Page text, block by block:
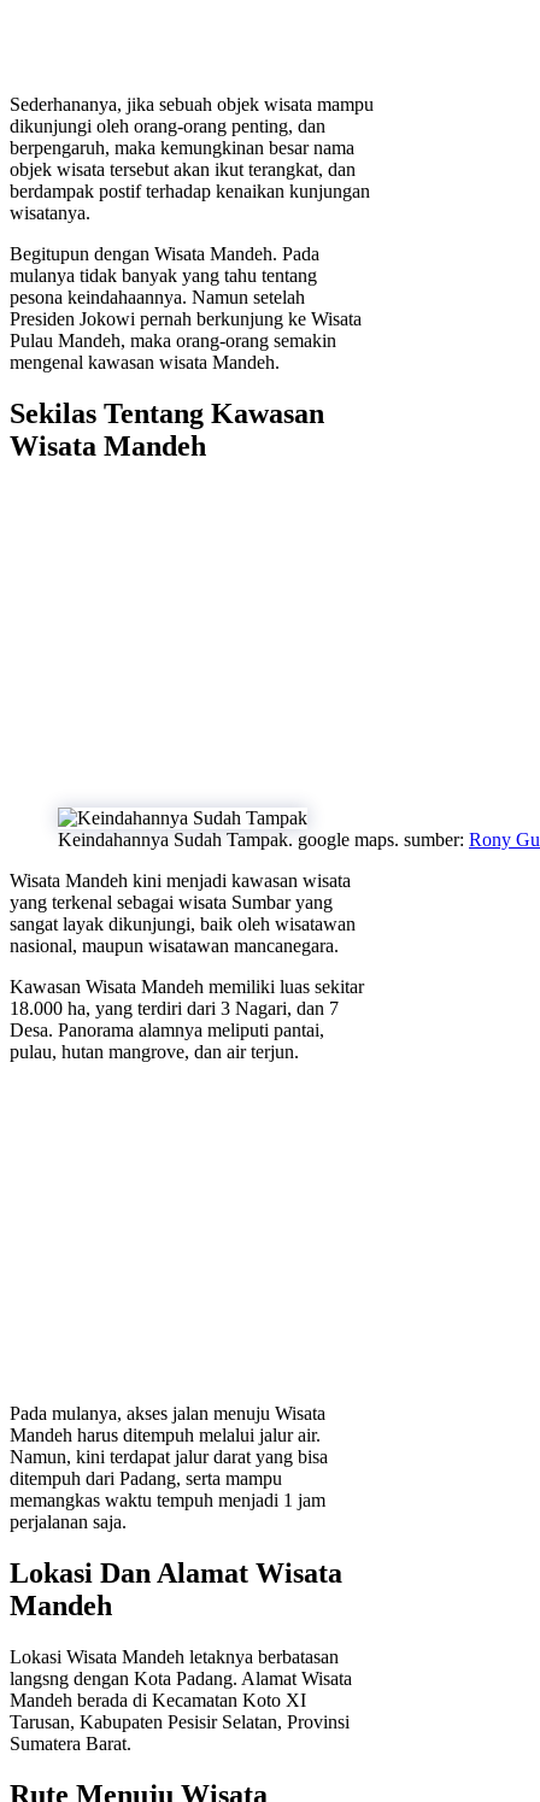
Sederhananya, jika sebuah objek wisata mampu
dikunjungi oleh orang-orang penting, dan
berpengaruh, maka kemungkinan besar nama
objek wisata tersebut akan ikut terangkat, dan
berdampak postif terhadap kenaikan kunjungan
wisatanya.
Begitupun dengan Wisata Mandeh. Pada
mulanya tidak banyak yang tahu tentang
pesona keindahaannya. Namun setelah
Presiden Jokowi pernah berkunjung ke Wisata
Pulau Mandeh, maka orang-orang semakin
mengenal kawasan wisata Mandeh.
Sekilas Tentang Kawasan
Wisata Mandeh
Keindahannya Sudah Tampak. google maps. sumber: Rony
Wisata Mandeh kini menjadi kawasan wisata
yang terkenal sebagai wisata Sumbar yang
sangat layak dikunjungi, baik oleh wisatawan
nasional, maupun wisatawan mancanegara.
Kawasan Wisata Mandeh memiliki luas sekitar
18.000 ha, yang terdiri dari 3 Nagari, dan 7
Desa. Panorama alamnya meliputi pantai,
pulau, hutan mangrove, dan air terjun.
Pada mulanya, akses jalan menuju Wisata
Mandeh harus ditempuh melalui jalur air.
Namun, kini terdapat jalur darat yang bisa
ditempuh dari Padang, serta mampu
memangkas waktu tempuh menjadi 1 jam
perjalanan saja.
Lokasi Dan Alamat Wisata
Mandeh
Lokasi Wisata Mandeh letaknya berbatasan
langsng dengan Kota Padang. Alamat Wisata
Mandeh berada di Kecamatan Koto XI
Tarusan, Kabupaten Pesisir Selatan, Provinsi
Sumatera Barat.
Rute Menuju Wisata